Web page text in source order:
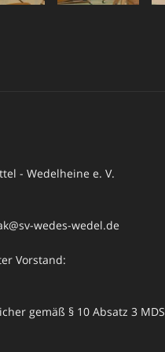
- Wedelheine e. V.
wedes-wedel.de
Vorstand:
gemäß § 10 Absatz 3